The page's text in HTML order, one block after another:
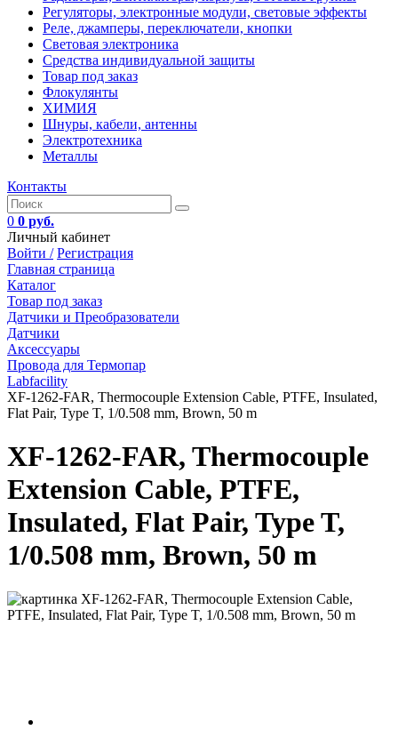
Регуляторы, электронные модули, световые эффекты
Реле, джамперы, переключатели, кнопки
Световая электроника
Средства индивидуальной защиты
Товар под заказ
Флокулянты
ХИМИЯ
Шнуры, кабели, антенны
Электротехника
Металлы
Контакты
0 0 руб.
Личный кабинет
Войти / Регистрация
Главная страница
Каталог
Товар под заказ
Датчики и Преобразователи
Датчики
Аксессуары
Провода для Термопар
Labfacility
XF-1262-FAR, Thermocouple Extension Cable, PTFE, Insulated,
Flat Pair, Type T, 1/0.508 mm, Brown, 50 m
XF-1262-FAR, Thermocouple
Extension Cable, PTFE,
Insulated, Flat Pair, Type T,
1/0.508 mm, Brown, 50 m